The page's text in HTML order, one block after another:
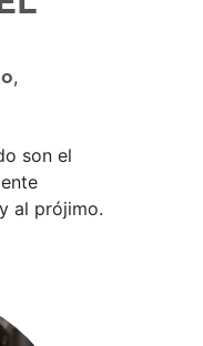
,
son el
al prójimo.